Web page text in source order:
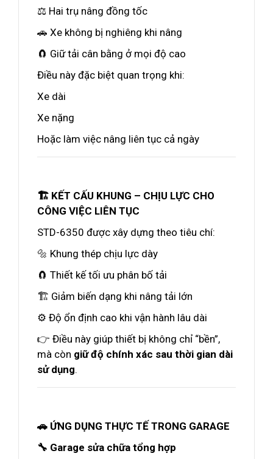
⚖️ Hai trụ nâng đồng tốc
🚗 Xe không bị nghiêng khi nâng
🧲 Giữ tải cân bằng ở mọi độ cao
Điều này đặc biệt quan trọng khi:
Xe dài
Xe nặng
Hoặc làm việc nâng liên tục cả ngày
🏗️ KẾT CẤU KHUNG – CHỊU LỰC CHO
CÔNG VIỆC LIÊN TỤC
STD-6350 được xây dựng theo tiêu chí:
🔩 Khung thép chịu lực dày
🧲 Thiết kế tối ưu phân bố tải
🏗️ Giảm biến dạng khi nâng tải lớn
⚙️ Độ ổn định cao khi vận hành lâu dài
👉 Điều này giúp thiết bị không chỉ “bền”,
mà còn giữ độ chính xác sau thời gian dài
sử dụng.
🚗 ỨNG DỤNG THỰC TẾ TRONG GARAGE
🔧 Garage sửa chữa tổng hợp